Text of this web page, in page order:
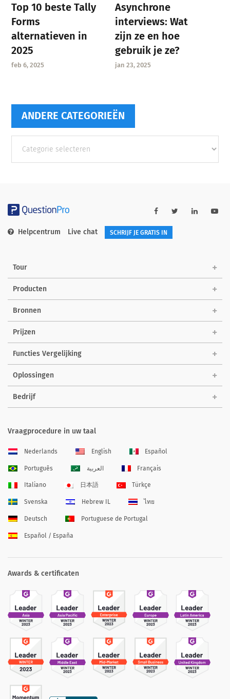
Top 10 beste Tally
Forms
alternatieven in
2025
feb 6, 2025
Asynchrone
interviews: Wat
zijn ze en hoe
gebruik je ze?
jan 23, 2025
ANDERE CATEGORIEËN
categorieën
Helpcentrum Live chat SCHRIJF JE GRATIS IN
Tour
Producten
Bronnen
Prijzen
Functies Vergelijking
Oplossingen
Bedrijf
Vraagprocedure in uw taal
Nederlands English Español
Português العربية Français
Italiano 日本語 Türkçe
Svenska Hebrew IL ไทย
Deutsch Portuguese de Portugal
Español / España
Awards & certificaten